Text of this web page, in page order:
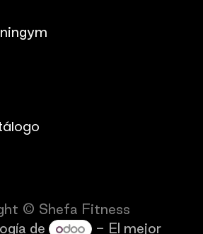
© Shefa Fitness
de
- El mejor